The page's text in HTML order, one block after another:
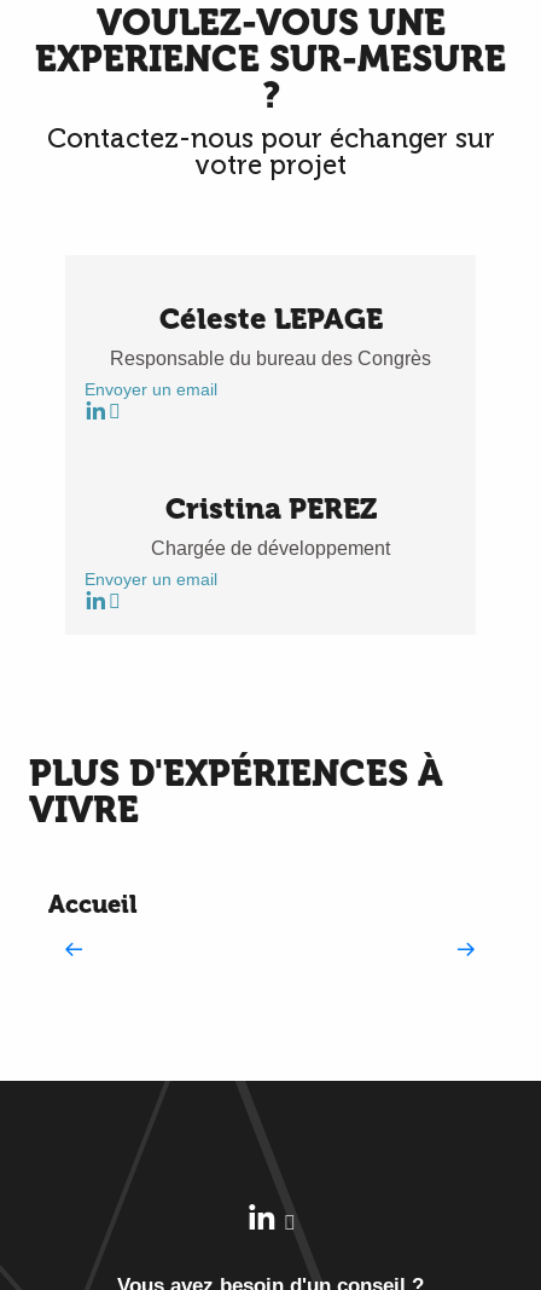
VOULEZ-VOUS UNE
EXPERIENCE SUR-MESURE
?
Contactez-nous pour échanger sur
votre projet
Céleste LEPAGE
Responsable du bureau des Congrès
Envoyer un email
Cristina PEREZ
Chargée de développement
Envoyer un email
PLUS D'EXPÉRIENCES À
VIVRE
Accueil